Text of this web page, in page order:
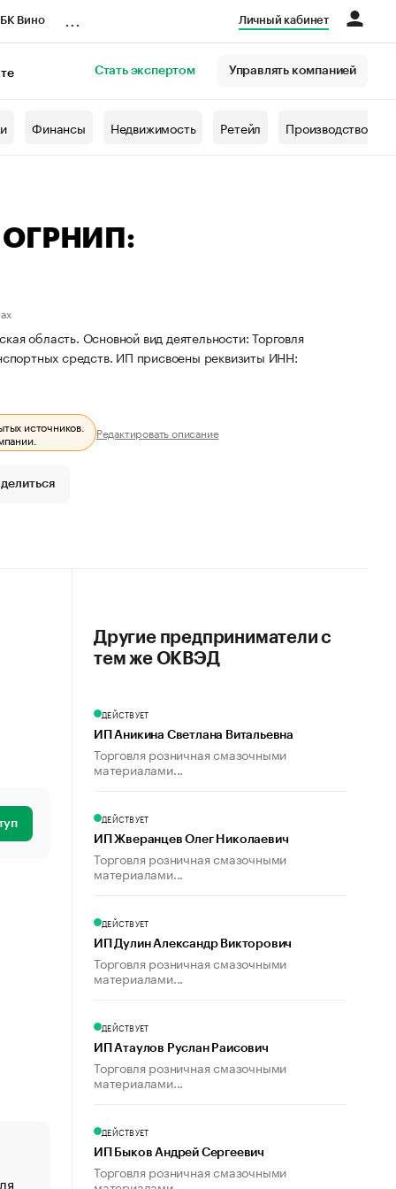
Вино Личный кабинет
Стать экспертом Управлять компанией
Финансы Недвижимость Ретейл Производство
ОГРНИП:
область. Основной вид деятельности: Торговля
средств. ИП присвоены реквизиты ИНН:
источников. Редактировать описание
«От спорта тело стареет иначе». Как живет глава
Другие предприниматели с
тем же ОКВЭД
ДЕЙСТВУЕТ
ИП Аникина Светлана Витальевна
Торговля розничная смазочными
материалами...
ДЕЙСТВУЕТ
ИП Жверанцев Олег Николаевич
Торговля розничная смазочными
материалами...
ДЕЙСТВУЕТ
ИП Дулин Александр Викторович
Торговля розничная смазочными
материалами...
ДЕЙСТВУЕТ
ИП Атаулов Руслан Раисович
Торговля розничная смазочными
материалами...
ДЕЙСТВУЕТ
ИП Быков Андрей Сергеевич
Торговля розничная смазочными